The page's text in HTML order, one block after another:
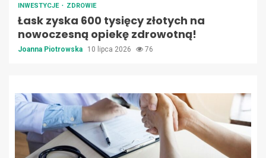
INWESTYCJE ZDROWIE
Łask zyska 600 tysięcy złotych na
nowoczesną opiekę zdrowotną!
Joanna Piotrowska 10 lipca 2026 76